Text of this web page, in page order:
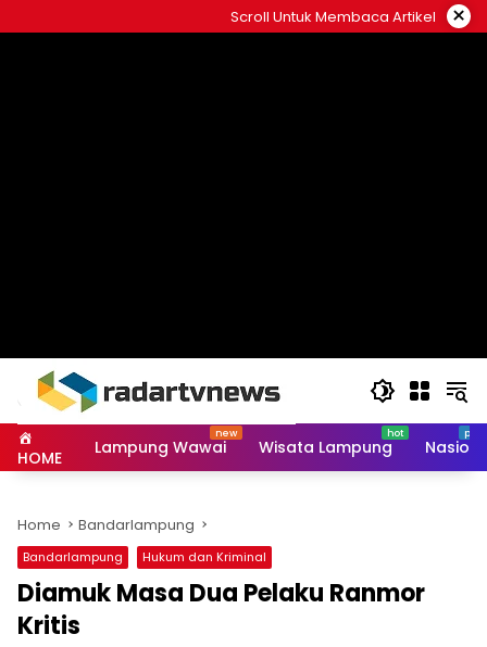
to
Scroll Untuk Membaca Artikel ×
HOME Lampung Wawai Wisata Lampung
Home Bandarlampung
Bandarlampung Hukum dan Kriminal
Diamuk Masa Dua Pelaku Ranmor
Kritis